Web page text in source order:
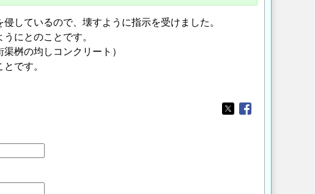
しているので、壊すように指示を受けました。
にとのことです。
桝の均しコンクリート）
です。
Opens in a new
Opens in a new